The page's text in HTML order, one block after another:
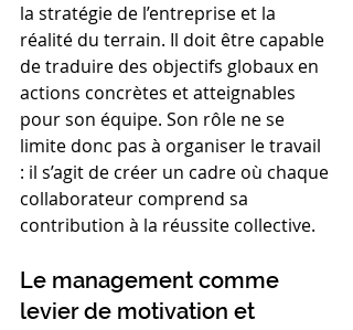
la stratégie de l’entreprise et la
réalité du terrain. Il doit être capable
de traduire des objectifs globaux en
actions concrètes et atteignables
pour son équipe. Son rôle ne se
limite donc pas à organiser le travail
: il s’agit de créer un cadre où chaque
collaborateur comprend sa
contribution à la réussite collective.
Le management comme
levier de motivation et